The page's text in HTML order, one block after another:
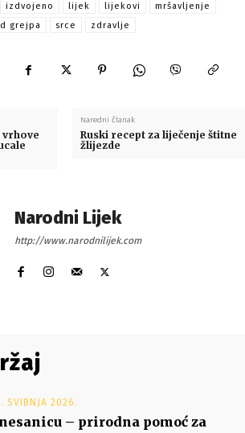
izdvojeno lijek lijekovi
mršavljenje
grejpa srce zdravlje
vrhove
Naredni članak
Ruski recept za liječenje štitne
žlijezde
Narodni Lijek
http://www.narodnilijek.com
SVIBNJA 2026.
– prirodna pomoć za